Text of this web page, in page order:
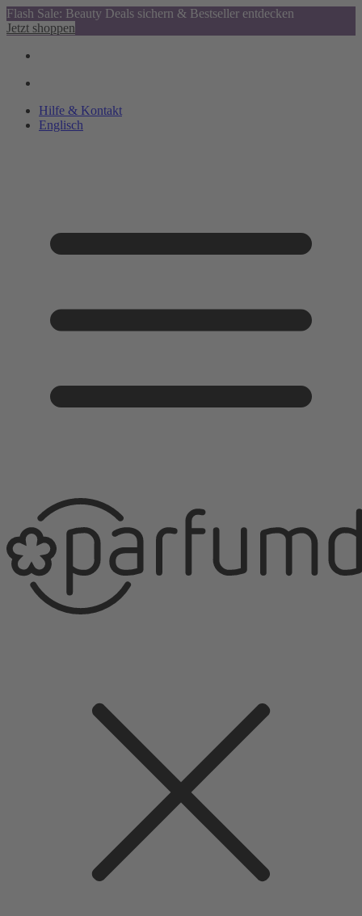
Flash Sale: Beauty Deals sichern & Bestseller entdecken
Jetzt shoppen
Hilfe & Kontakt
Englisch